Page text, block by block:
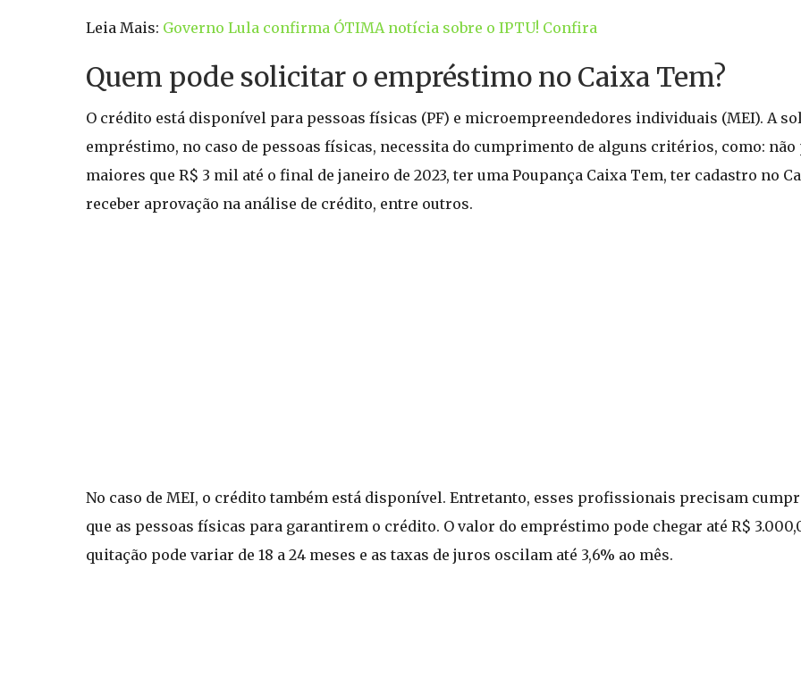
Leia Mais: Governo Lula confirma ÓTIMA notícia sobre o IPTU! Confira
Quem pode solicitar o empréstimo no Caixa Tem?
O crédito está disponível para pessoas físicas (PF) e microempreendedores individuais (MEI). A
empréstimo, no caso de pessoas físicas, necessita do cumprimento de alguns critérios, como:
maiores que R$ 3 mil até o final de janeiro de 2023, ter uma Poupança Caixa Tem, ter cadastro no
receber aprovação na análise de crédito, entre outros.
No caso de MEI, o crédito também está disponível. Entretanto, esses profissionais precisam
que as pessoas físicas para garantirem o crédito. O valor do empréstimo pode chegar até R$
quitação pode variar de 18 a 24 meses e as taxas de juros oscilam até 3,6% ao mês.